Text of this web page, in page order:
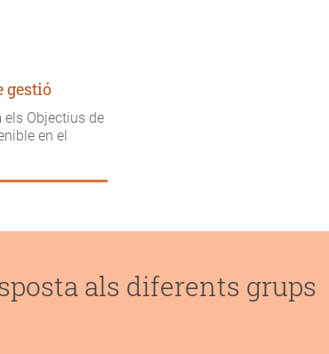
gestió
els Objectius de
en el
als diferents grups